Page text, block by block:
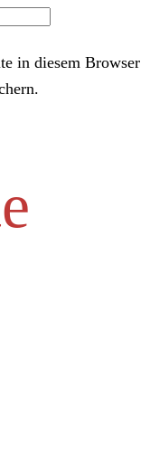
in diesem Browser